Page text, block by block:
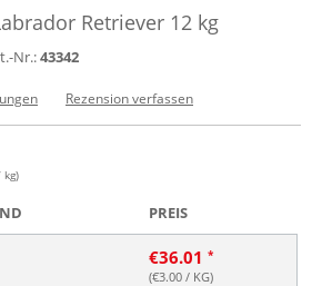
Retriever 12 kg
Nr.:43342
Rezension verfassen
kg)
PREIS
€36.01
(€3.00 / KG)